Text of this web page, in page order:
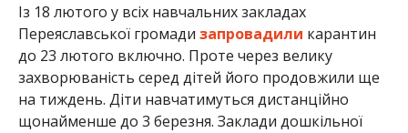
Із 18 лютого у всіх навчальних закладах
Переяславської громади запровадили карантин
до 23 лютого включно. Проте через велику
захворюваність серед дітей його продовжили ще
на тиждень. Діти навчатимуться дистанційно
щонайменше до 3 березня. Заклади дошкільної